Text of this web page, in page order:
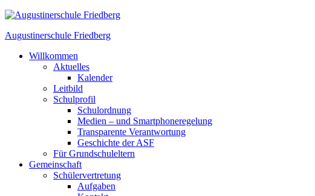
Augustinerschule Friedberg
Willkommen
Aktuelles
Kalender
Leitbild
Schulprofil
Schulordnung
Medien – und Smartphoneregelung
Transparente Verantwortung
Geschichte der ASF
Für Grundschuleltern
Gemeinschaft
Schülervertretung
Aufgaben